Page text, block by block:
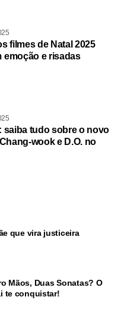
filmes de Natal 2025
emoção e risadas
saiba tudo sobre o novo
wook e D.O. no
que vira justiceira
Mãos, Duas Sonatas? O
te conquistar!